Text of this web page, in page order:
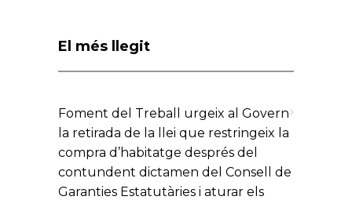
El més llegit
Foment del Treball urgeix al Govern
la retirada de la llei que restringeix la
compra d’habitatge després del
contundent dictamen del Consell de
Garanties Estatutàries i aturar els